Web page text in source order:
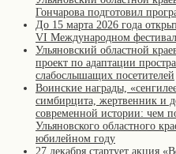
Гончарова подготовил
До 15 марта 2026 года
VI Международном
Ульяновский областной
проект по адаптации
слабослышащих посетителей
Воинские награды,
симбирцита, жертвенник и
современной истории: чем
Ульяновского областного
юбилейном году
27 декабря стартует акция